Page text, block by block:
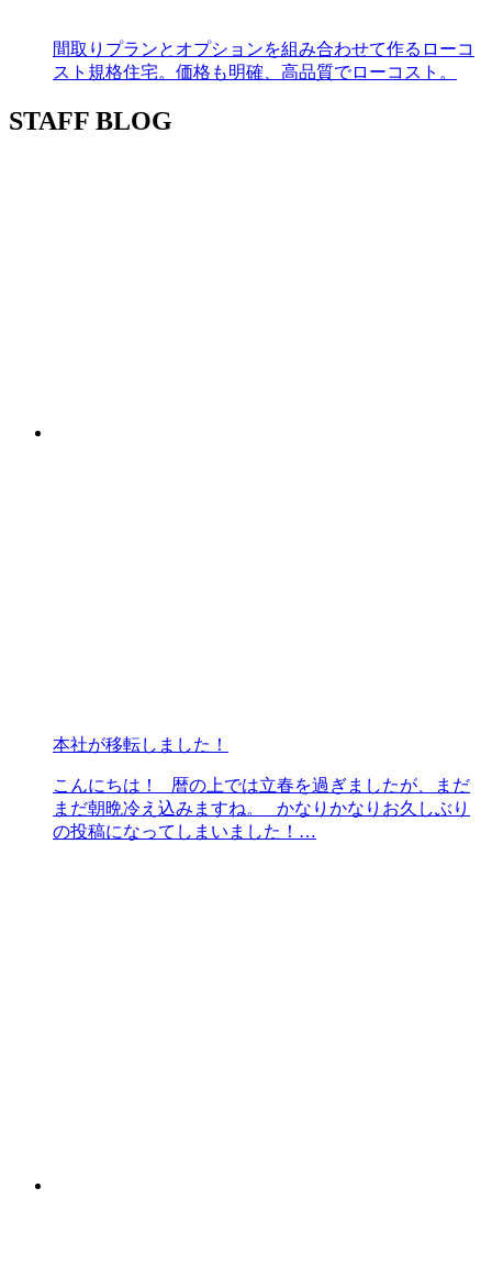
間取りプランとオプションを組み合わせて作るローコ
スト規格住宅。価格も明確、高品質でローコスト。
STAFF BLOG
本社が移転しました！
こんにちは！ 暦の上では立春を過ぎましたが、まだ
まだ朝晩冷え込みますね。 かなりかなりお久しぶり
の投稿になってしまいました！…